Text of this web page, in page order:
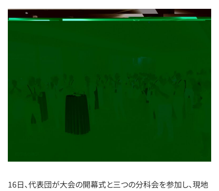
16日、代表団が大会の開幕式と三つの分科会を参加し、現地